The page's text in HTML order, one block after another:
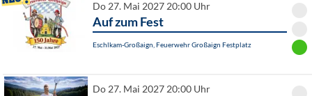
Do 27. Mai 2027 20:00 Uhr
Auf zum Fest
Eschlkam-Großaign, Feuerwehr Großaign Festplatz
Do 27. Mai 2027 20:00 Uhr